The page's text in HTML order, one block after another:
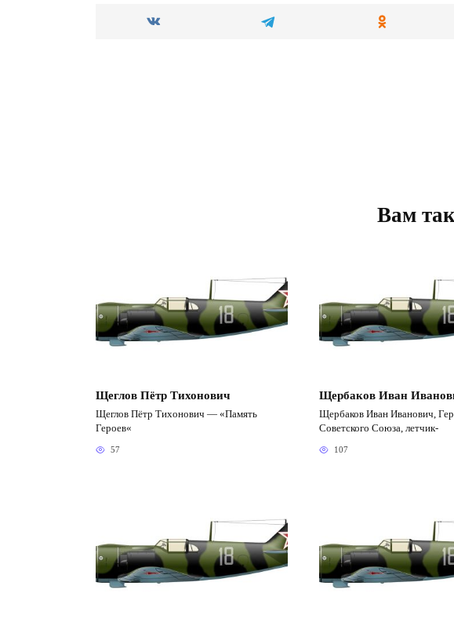
Вам
Щеглов Пётр Тихонович
Щеглов Пётр Тихонович — «Память
Героев«
57
Щербаков Иван
Щербаков Иван Иванович,
Советского Союза, летчик-
107